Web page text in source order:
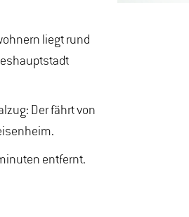
liegt rund
Der fährt von
entfernt.